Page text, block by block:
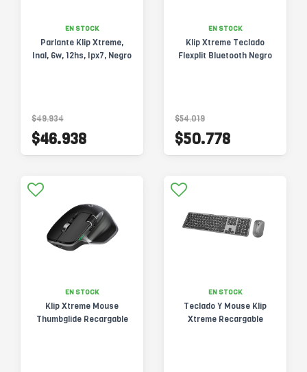
EN STOCK
Parlante Klip Xtreme,
Inal, 6w, 12hs, Ipx7, Negro
$49.934
$46.938
EN STOCK
Klip Xtreme Teclado
Flexplit Bluetooth Negro
$54.019
$50.778
EN STOCK
Klip Xtreme Mouse
Thumbglide Recargable
EN STOCK
Teclado Y Mouse Klip
Xtreme Recargable